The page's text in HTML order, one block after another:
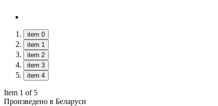
item 0
item 1
item 2
item 3
item 4
Item 1 of 5
Произведено в Беларуси